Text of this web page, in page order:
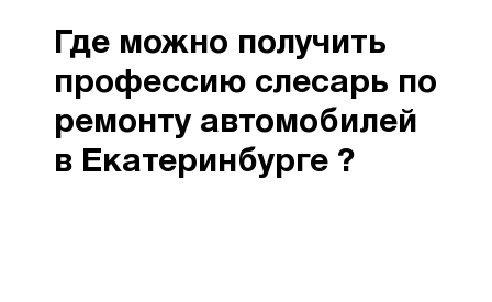
Где можно получить
профессию слесарь по
ремонту автомобилей
в Екатеринбурге ?